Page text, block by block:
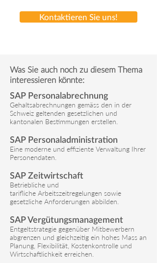
Kontaktieren Sie uns!
Was Sie auch noch zu diesem Thema
interessieren könnte:
SAP Personalabrechnung
Gehaltsabrechnungen gemäss den in der
Schweiz geltenden gesetzlichen und
kantonalen Bestimmungen erstellen.
SAP Personaladministration
Eine moderne und effiziente Verwaltung Ihrer
Personendaten.
SAP Zeitwirtschaft
Betriebliche und
tarifliche Arbeitszeitregelungen sowie
gesetzliche Anforderungen abbilden.
SAP Vergütungsmanagement
Entgeltstrategie gegenüber Mitbewerbern
abgrenzen und gleichzeitig ein hohes Mass an
Planung, Flexibilität, Kostenkontrolle und
Wirtschaftlichkeit erreichen.